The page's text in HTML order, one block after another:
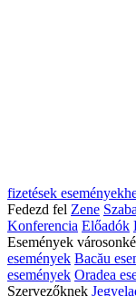
fizetések
Fedezd fel Zene
Konferencia Előadók
Események
események Bacău
események Oradea
Szervezőknek